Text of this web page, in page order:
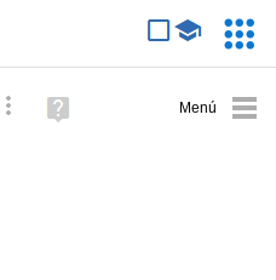
Búsqueda avanzada
Ayuda
(en